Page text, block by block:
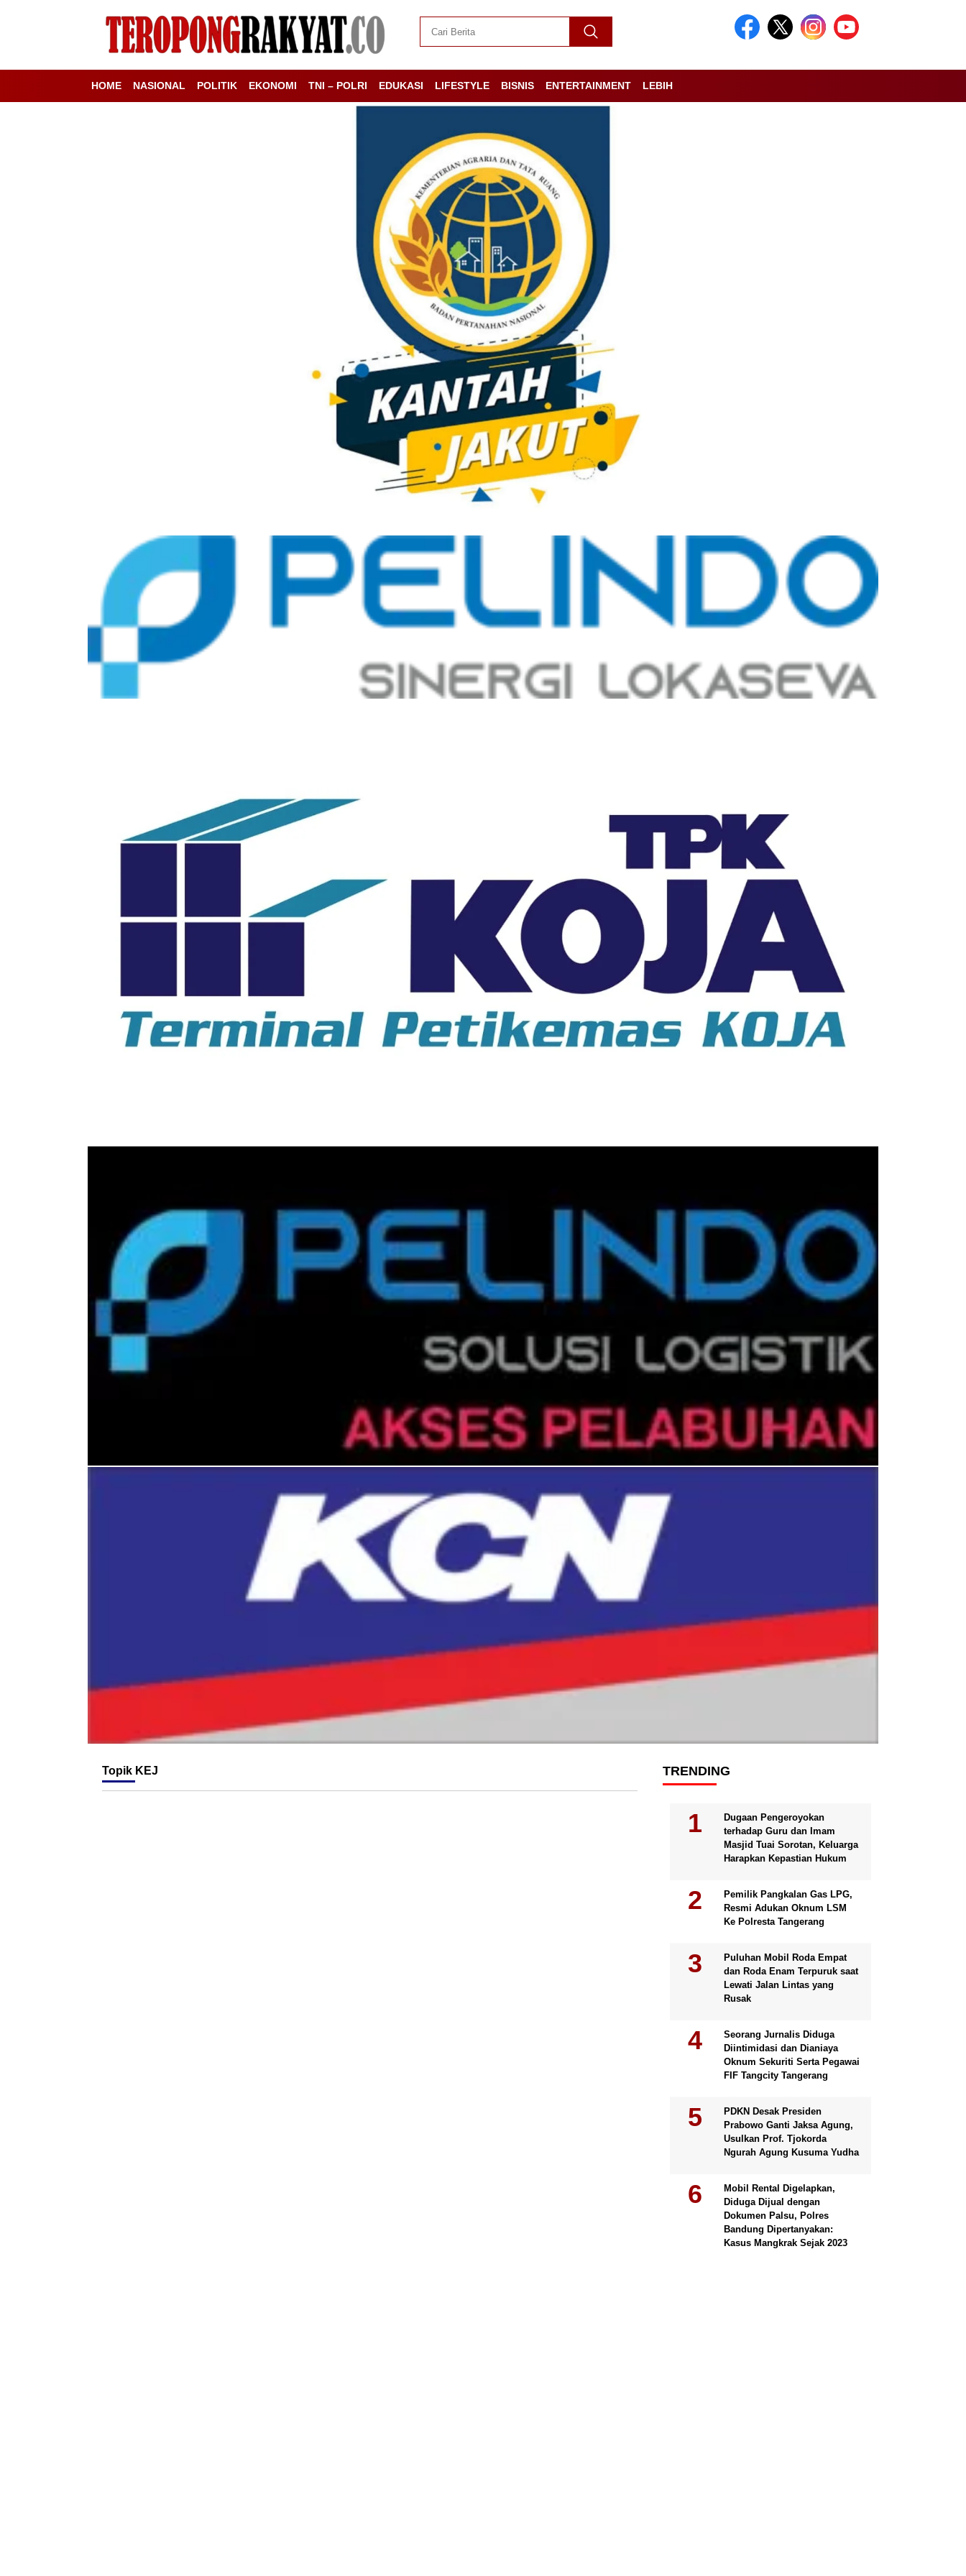
HOME NASIONAL POLITIK EKONOMI TNI – POLRI EDUKASI LIFESTYLE BISNIS ENTERTAINMENT LEBIH
Topik KEJ TRENDING
Dugaan Pengeroyokan
terhadap Guru dan Imam
Masjid Tuai Sorotan, Keluarga
Harapkan Kepastian Hukum
Pemilik Pangkalan Gas LPG,
Resmi Adukan Oknum LSM
Ke Polresta Tangerang
Puluhan Mobil Roda Empat
dan Roda Enam Terpuruk saat
Lewati Jalan Lintas yang
Rusak
Seorang Jurnalis Diduga
Diintimidasi dan Dianiaya
Oknum Sekuriti Serta Pegawai
FIF Tangcity Tangerang
PDKN Desak Presiden
Prabowo Ganti Jaksa Agung,
Usulkan Prof. Tjokorda
Ngurah Agung Kusuma Yudha
Mobil Rental Digelapkan,
Diduga Dijual dengan
Dokumen Palsu, Polres
Bandung Dipertanyakan:
Kasus Mangkrak Sejak 2023